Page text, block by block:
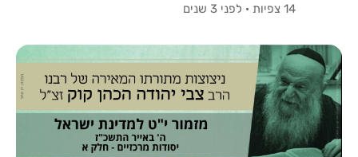
14 צפיות
· לפני 3 שנים